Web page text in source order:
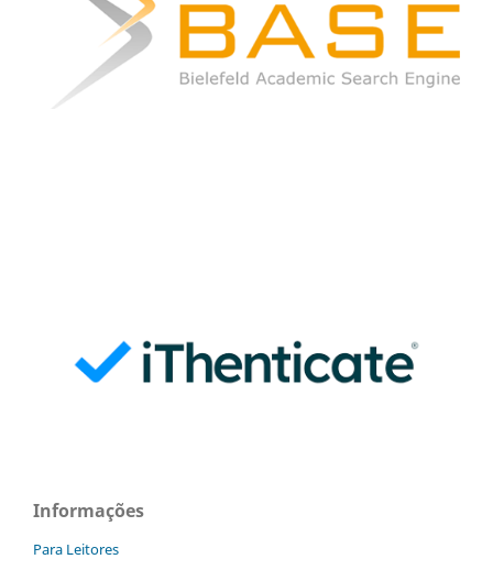
Informações
Para Leitores